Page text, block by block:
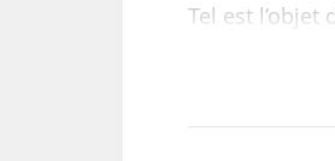
Tel est l’objet
L’arrêté